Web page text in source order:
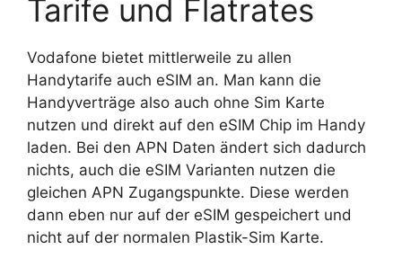
Tarife und Flatrates
Vodafone bietet mittlerweile zu allen
Handytarife auch eSIM an. Man kann die
Handyverträge also auch ohne Sim Karte
nutzen und direkt auf den eSIM Chip im Handy
laden. Bei den APN Daten ändert sich dadurch
nichts, auch die eSIM Varianten nutzen die
gleichen APN Zugangspunkte. Diese werden
dann eben nur auf der eSIM gespeichert und
nicht auf der normalen Plastik-Sim Karte.